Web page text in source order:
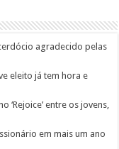
agradecido pelas
eleito já tem hora e
‘Rejoice’ entre os jovens,
em mais um ano